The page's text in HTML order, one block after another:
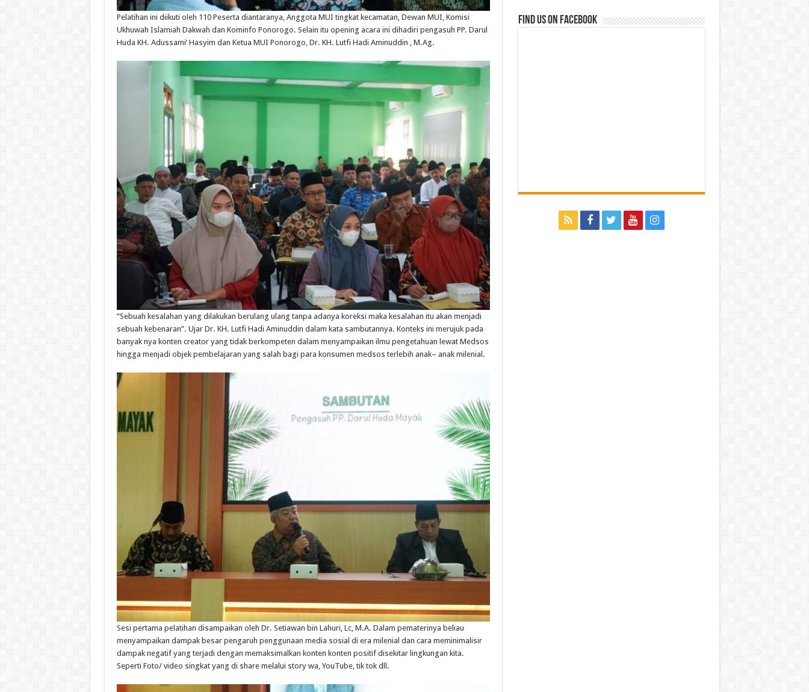
Pelatihan ini diikuti oleh 110 Peserta diantaranya Anggota MUItingkat kecamatan , Dewan MUI, Komisi
Ukhuwah Islamiah Dakwah dan Kominfo Ponorogo. Selain itu opening acara ini dihadiri pengasuh PP. Darul
Huda KH. Adussami’ Hasyim dan Ketua MUI Ponorogo , Dr. KH. Lutfi Hadi Aminuddin M.Ag.
“Sebuah kesalahan yang dilakukan berulang ulang tanpa adanya koreksi maka kesalahan itu akan menjadi
sebuah kebenaran”. UjarDr. KH. Lutfi Hadi Aminuddin dalam kata sambutannya. Konteks ini merujukpada
banyak nya konten creator yangtidak berkompeten dalam menyampaikan ilmu pengetahuan lewat Medsos
hingga menjadi objek pembelajaran yang salah bagi para konsumen medsos terlebih anak– anak milenial .
Sesi pertama pelatihan disampaikan oleh Dr. Setiawan bin Lahuri Lc, M.A. Dalam pematerinya beliau
menyampaikan dampak besar pengaruh penggunaan media sosial di era milenial dan cara meminimalisir
dampak negatifyangterjadi dengan memaksimalkan konten konten positif disekitar lingkungan kita.
Seperti Foto/ video singkatyang di share melalui story wa , YouTube,tik tok dll .
Find us on Facebook